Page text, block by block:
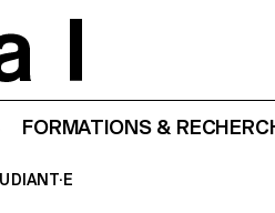
FORMATIONS &